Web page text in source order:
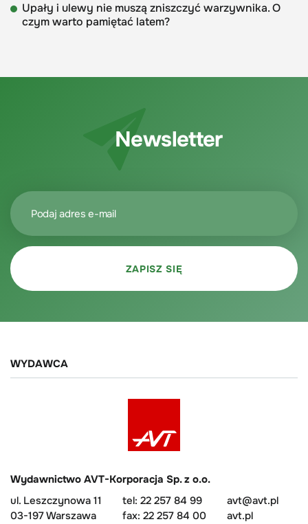
Upały i ulewy nie muszą zniszczyć warzywnika. O
czym warto pamiętać latem?
Newsletter
WYDAWCA
Wydawnictwo AVT-Korporacja Sp. z o.o.
ul. Leszczynowa 11
03-197 Warszawa
tel: 22 257 84 99
fax: 22 257 84 00
avt@avt.pl
avt.pl